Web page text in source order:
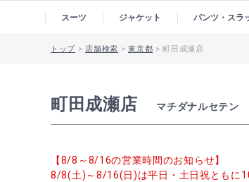
スーツ ジャケット パンツ・スラ
トップ > 店舗検索 >東京都 >町田成瀬店
町田成瀬店 マチダナルセテン
【8/8～8/16の営業時間のお知らせ】
8/8(土)～8/16(日)は平日・土日祝ともに